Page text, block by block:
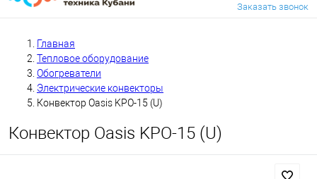
Заказать звонок
Главная
Тепловое оборудование
Обогреватели
Электрические конвекторы
Конвектор Oasis KPO-15 (U)
Конвектор Oasis KPO-15 (U)